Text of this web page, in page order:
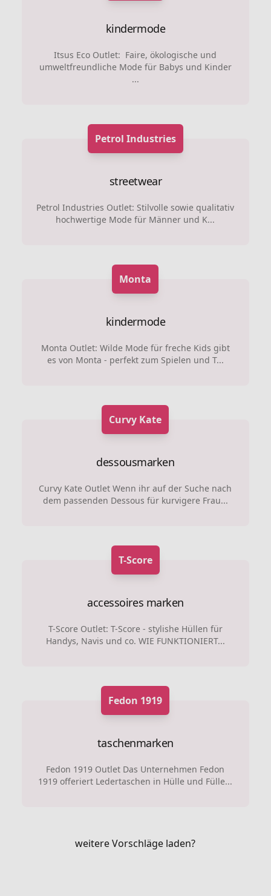
kindermode
Itsus Eco Outlet: Faire, ökologische und
umweltfreundliche Mode für Babys und Kinder
...
Petrol Industries
streetwear
Petrol Industries Outlet: Stilvolle sowie qualitativ
hochwertige Mode für Männer und K...
Monta
kindermode
Monta Outlet: Wilde Mode für freche Kids gibt
es von Monta - perfekt zum Spielen und T...
Curvy Kate
dessousmarken
Curvy Kate Outlet Wenn ihr auf der Suche nach
dem passenden Dessous für kurvigere Frau...
T-Score
accessoires marken
T-Score Outlet: T-Score - stylishe Hüllen für
Handys, Navis und co. WIE FUNKTIONIERT...
Fedon 1919
taschenmarken
Fedon 1919 Outlet Das Unternehmen Fedon
1919 offeriert Ledertaschen in Hülle und Fülle...
weitere Vorschläge laden?